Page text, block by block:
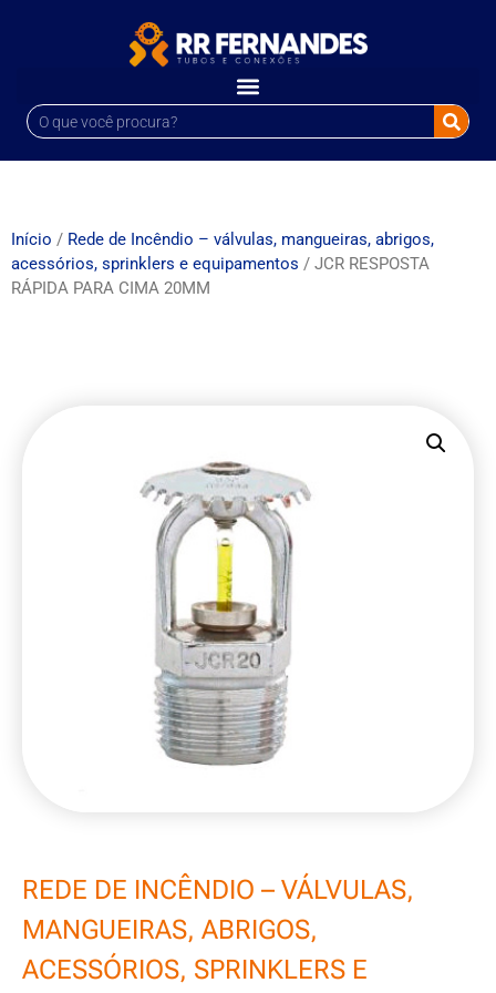
Início / Rede de Incêndio – válvulas, mangueiras, abrigos,
acessórios, sprinklers e equipamentos / JCR RESPOSTA
RÁPIDA PARA CIMA 20MM
REDE DE INCÊNDIO – VÁLVULAS,
MANGUEIRAS, ABRIGOS,
ACESSÓRIOS, SPRINKLERS E